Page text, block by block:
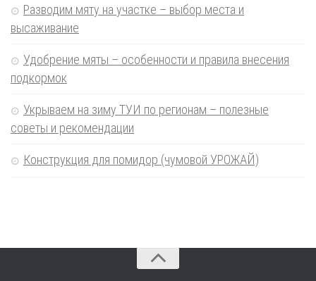
Разводим мяту на участке – выбор места и
высаживание
Удобрение мяты – особенности и правила внесения
подкормок
Укрываем на зиму ТУИ по регионам – полезные
советы и рекомендации
Конструкция для помидор (чумовой УРОЖАЙ)